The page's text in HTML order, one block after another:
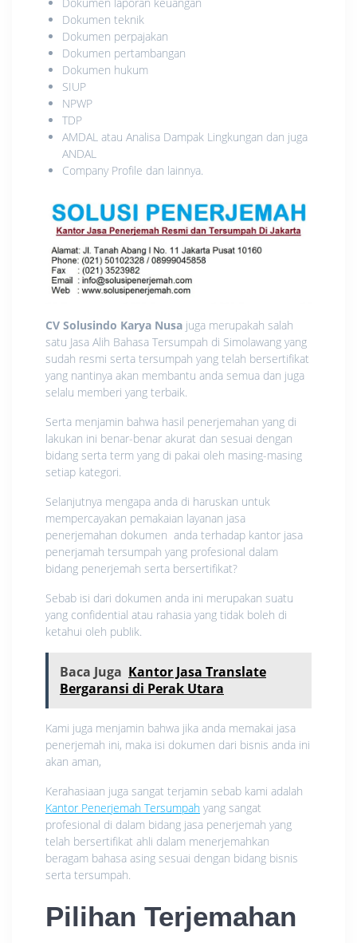
Dokumen teknik
Dokumen perpajakan
Dokumen pertambangan
Dokumen hukum
SIUP
NPWP
TDP
AMDAL atau Analisa Dampak Lingkungan dan juga
ANDAL
Company Profile dan lainnya.
CV Solusindo Karya Nusa juga merupakah salah
satu Jasa Alih Bahasa Tersumpah di Simolawang yang
sudah resmi serta tersumpah yang telah bersertifikat
yang nantinya akan membantu anda semua dan juga
selalu memberi yang terbaik.
Serta menjamin bahwa hasil penerjemahan yang di
lakukan ini benar-benar akurat dan sesuai dengan
bidang serta term yang di pakai oleh masing-masing
setiap kategori.
Selanjutnya mengapa anda di haruskan untuk
mempercayakan pemakaian layanan jasa
penerjemahan dokumen anda terhadap kantor jasa
penerjamah tersumpah yang profesional dalam
bidang penerjemah serta bersertifikat?
Sebab isi dari dokumen anda ini merupakan suatu
yang confidential atau rahasia yang tidak boleh di
ketahui oleh publik.
Baca Juga Kantor Jasa Translate
Bergaransi di Perak Utara
Kami juga menjamin bahwa jika anda memakai jasa
penerjemah ini, maka isi dokumen dari bisnis anda ini
akan aman,
Kerahasiaan juga sangat terjamin sebab kami adalah
Kantor Penerjemah Tersumpah yang sangat
profesional di dalam bidang jasa penerjemah yang
telah bersertifikat ahli dalam menerjemahkan
beragam bahasa asing sesuai dengan bidang bisnis
serta tersumpah.
Pilihan Terjemahan